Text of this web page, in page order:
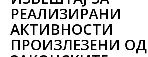
РЕАЛИЗИРАНИ
АКТИВНОСТИ
ПРОИЗЛЕЗЕНИ ОД